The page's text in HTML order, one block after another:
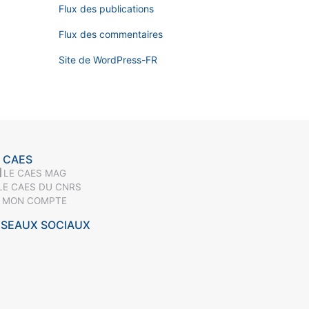
Flux des publications
Flux des commentaires
Site de WordPress-FR
CAES
LE CAES MAG
CAES DU CNRS
COMPTE
SOCIAUX